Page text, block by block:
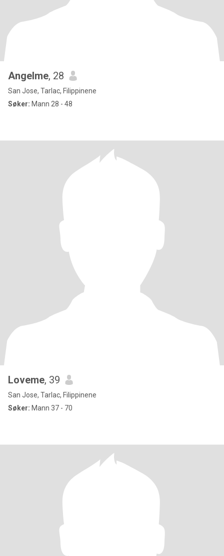
Angelme, 28
San Jose, Tarlac, Filippinene
Søker: Mann 28 - 48
Loveme, 39
San Jose, Tarlac, Filippinene
Søker: Mann 37 - 70